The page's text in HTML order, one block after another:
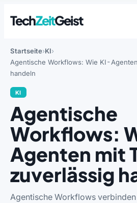
TechZeitGeist
Startseite KI
Agentische Workflows: Wie KI-
handeln
KI
Agentische
Workflows:
Agenten mit
zuverlässig
Agentische Workflows